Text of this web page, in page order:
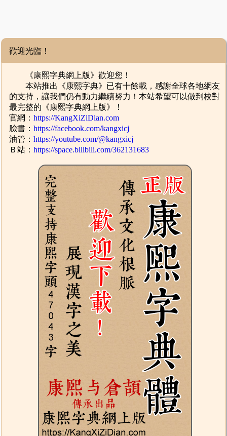
歡迎光臨！
《康熙字典網上版》歡迎您！
本站推出《康熙字典》已有十餘載，感謝全球各地網友
的支持，讓我們仍有動力繼續努力！本站希望可以做到校對
最完整的《康熙字典網上版》！
官網：https://KangXiZiDian.com
臉書：https://facebook.com/kangxicj
油管：https://youtube.com/@kangxicj
Ｂ站：https://space.bilibili.com/362131683